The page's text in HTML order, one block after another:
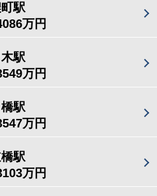
駅
万円
駅
万円
駅
万円
駅
万円